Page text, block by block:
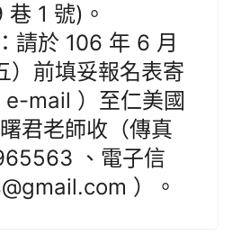
1 號)。
請於 106 年 6 月
）前填妥報名表寄
e-mail ）至仁美國
君老師收（傳真
、電子信
）。